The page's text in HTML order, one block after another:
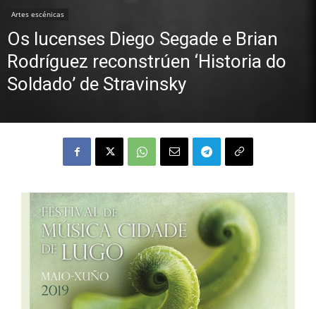
Artes escénicas
Os lucenses Diego Segade e Brian
Rodríguez reconstrúen ‘Historia do
Soldado’ de Stravinsky